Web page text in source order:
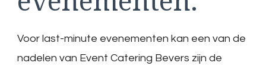
Voor last-minute evenementen kan een van de
nadelen van Event Catering Bevers zijn de